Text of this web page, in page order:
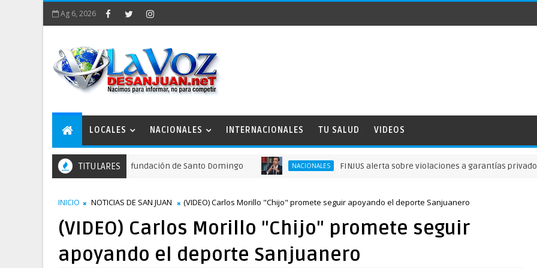
Ag 6, 2026
LOCALES NACIONALES INTERNACIONALES TU SALUD VIDEOS
TITULARES
actos para recordar la fundación de Santo Domingo NACIONALES FINJUS alerta sobre violaciones a garantías privados
INICIO NOTICIAS DE SAN JUAN (VIDEO) Carlos Morillo "Chijo" promete seguir apoyando el deporte Sanjuanero
(VIDEO) Carlos Morillo "Chijo" promete seguir
apoyando el deporte Sanjuanero